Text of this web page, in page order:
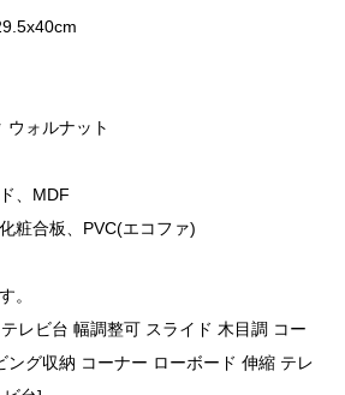
ウォルナット
、MDF
粧合板、PVC(エコファ)
。
レビ台 幅調整可 スライド 木目調 コー
ング収納 コーナー ローボード 伸縮 テレ